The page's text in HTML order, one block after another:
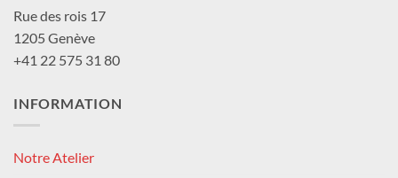
Rue des rois 17
1205 Genève
+41 22 575 31 80
INFORMATION
Notre Atelier